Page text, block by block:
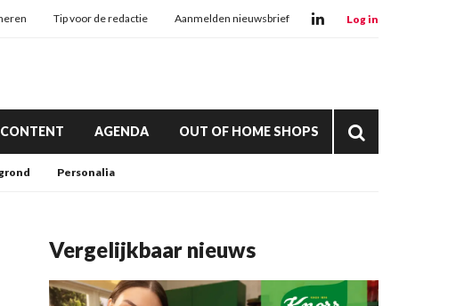
Tip voor de redactie Aanmelden nieuwsbrief Log in
AGENDA OUT OF HOME SHOPS
Personalia
Vergelijkbaar nieuws